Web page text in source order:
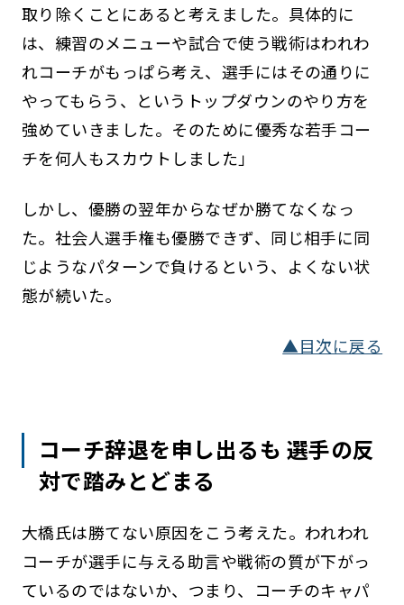
取り除くことにあると考えました。具体的に
は、練習のメニューや試合で使う戦術はわれわ
れコーチがもっぱら考え、選手にはその通りに
やってもらう、というトップダウンのやり方を
強めていきました。そのために優秀な若手コー
チを何人もスカウトしました」
しかし、優勝の翌年からなぜか勝てなくなっ
た。社会人選手権も優勝できず、同じ相手に同
じようなパターンで負けるという、よくない状
態が続いた。
▲目次に戻る
コーチ辞退を申し出るも 選手の反
対で踏みとどまる
大橋氏は勝てない原因をこう考えた。われわれ
コーチが選手に与える助言や戦術の質が下がっ
ているのではないか、つまり、コーチのキャパ